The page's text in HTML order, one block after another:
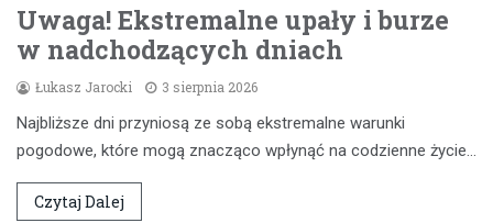
Uwaga! Ekstremalne upały i burze
w nadchodzących dniach
Łukasz Jarocki 3 sierpnia 2026
Najbliższe dni przyniosą ze sobą ekstremalne warunki
pogodowe, które mogą znacząco wpłynąć na codzienne życie…
Czytaj Dalej